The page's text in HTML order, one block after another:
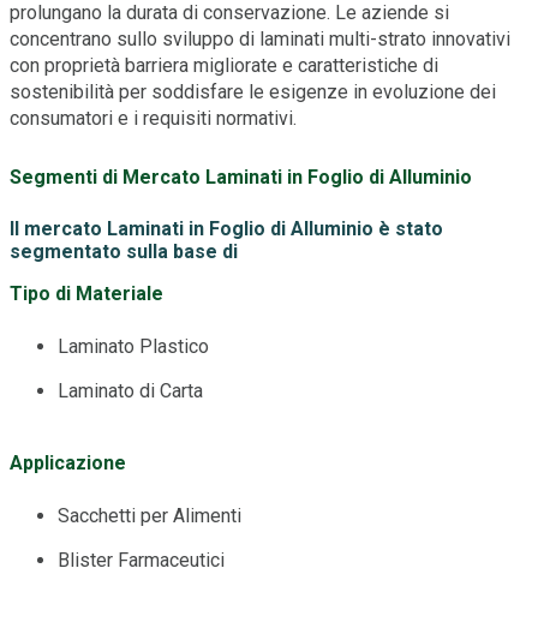
prolungano la durata di conservazione. Le aziende si
concentrano sullo sviluppo di laminati multi-strato innovativi
con proprietà barriera migliorate e caratteristiche di
sostenibilità per soddisfare le esigenze in evoluzione dei
consumatori e i requisiti normativi.
Segmenti di Mercato Laminati in Foglio di Alluminio
Il mercato Laminati in Foglio di Alluminio è stato
segmentato sulla base di
Tipo di Materiale
Laminato Plastico
Laminato di Carta
Applicazione
Sacchetti per Alimenti
Blister Farmaceutici